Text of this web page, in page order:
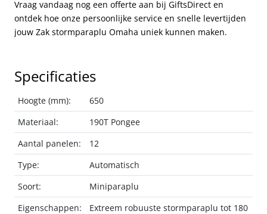
Vraag vandaag nog een offerte aan bij GiftsDirect en
ontdek hoe onze persoonlijke service en snelle levertijden
jouw Zak stormparaplu Omaha uniek kunnen maken.
Specificaties
Hoogte (mm):
650
Materiaal:
190T Pongee
Aantal panelen:
12
Type:
Automatisch
Soort:
Miniparaplu
Eigenschappen:
Extreem robuuste stormparaplu tot 180